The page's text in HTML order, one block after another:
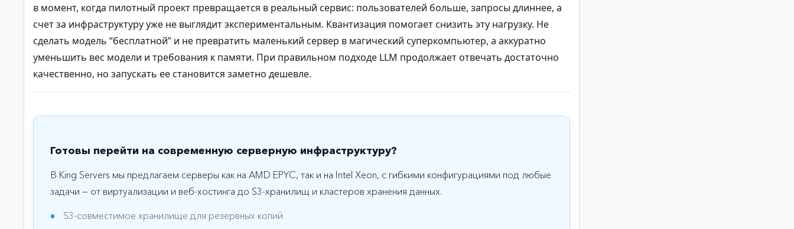
в момент, когда пилотный проект превращается в реальный сервис: пользователей больше, запросы длиннее, а
счет за инфраструктуру уже не выглядит экспериментальным. Квантизация помогает снизить эту нагрузку. Не
сделать модель “бесплатной” и не превратить маленький сервер в магический суперкомпьютер, а аккуратно
уменьшить вес модели и требования к памяти. При правильном подходе LLM продолжает отвечать достаточно
качественно, но запускать ее становится заметно дешевле.
Готовы перейти на современную серверную инфраструктуру?
В King Servers мы предлагаем серверы как на AMD EPYC, так и на Intel Xeon, с гибкими конфигурациями под любые
задачи — от виртуализации и веб-хостинга до S3-хранилищ и кластеров хранения данных.
S3-совместимое хранилище для резервных копий